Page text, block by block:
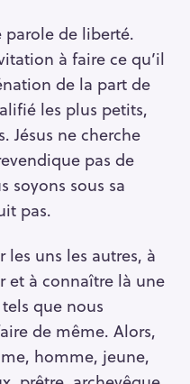
parole de liberté.
à faire ce qu’il
de la part de
les plus petits,
Jésus ne cherche
pas de
soyons sous sa
pas.
uns les autres, à
et à connaître là une
que nous
de même. Alors,
homme, jeune,